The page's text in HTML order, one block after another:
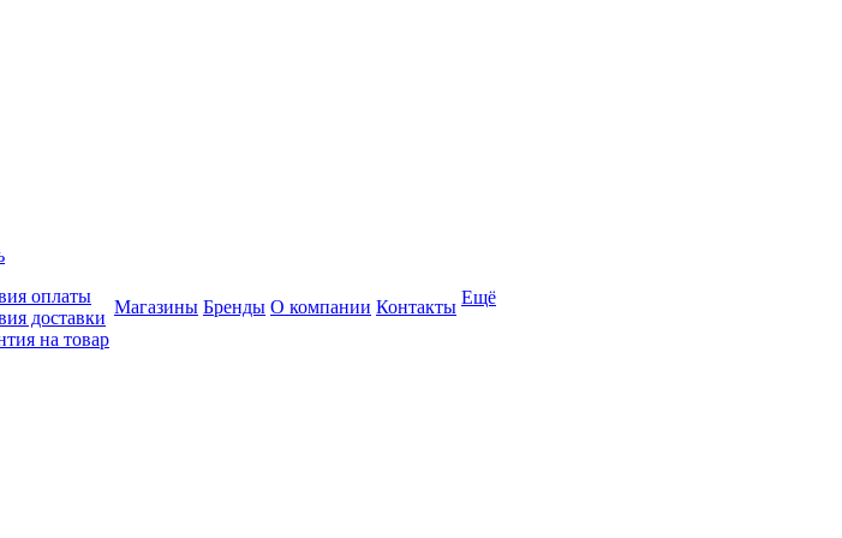
оплаты
доставки
на товар
Магазины Бренды О компании Контакты Ещё